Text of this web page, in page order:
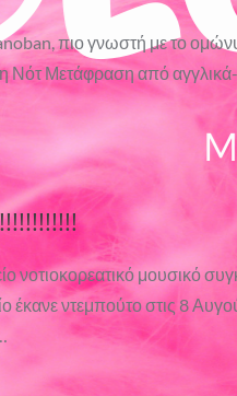
πιο γνωστή με το
Νότ Μετάφραση από
νοτιοκορεατικό μουσικό
έκανε ντεμπούτο στις 8